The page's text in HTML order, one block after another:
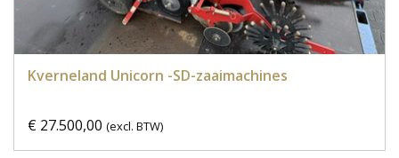
Kverneland Unicorn -SD-zaaimachines
€ 27.500,00 (excl. BTW)